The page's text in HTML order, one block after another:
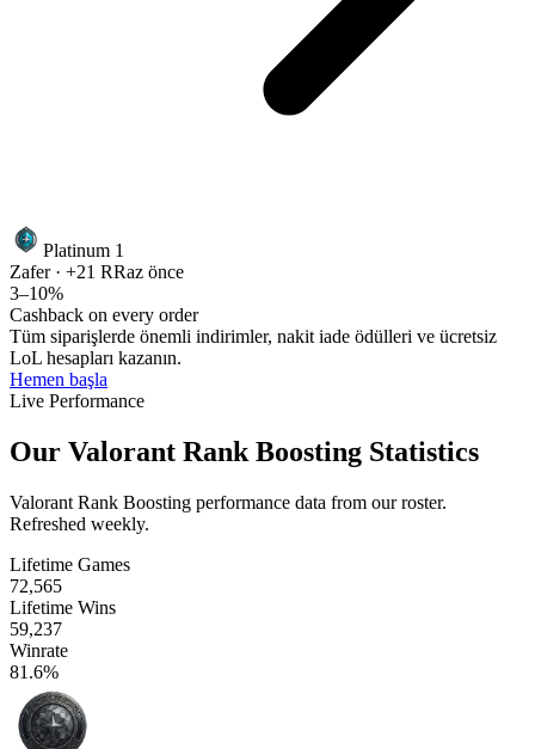
Platinum 1
Zafer · +21 RRaz önce
3–10%
Cashback on every order
Tüm siparişlerde önemli indirimler, nakit iade ödülleri ve ücretsiz
LoL hesapları kazanın.
Hemen başla
Live Performance
Our Valorant Rank Boosting Statistics
Valorant Rank Boosting performance data from our roster.
Refreshed weekly.
Lifetime Games
72,565
Lifetime Wins
59,237
Winrate
81.6%